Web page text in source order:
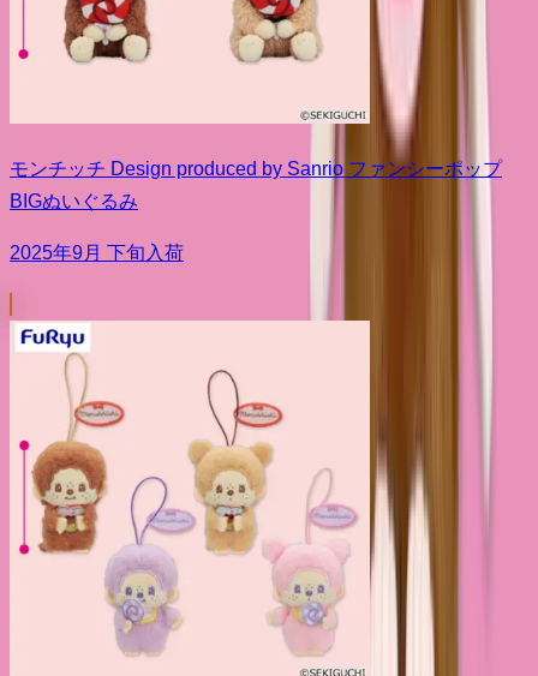
モンチッチ Design produced by Sanrio ファンシーポップ
BIGぬいぐるみ
2025年9月 下旬入荷